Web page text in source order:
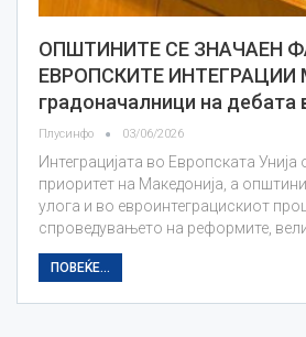
ОПШТИНИТЕ СЕ ЗНАЧАЕН
ЕВРОПСКИТЕ ИНТЕГРАЦИИ
градоначалници на дебата
Плусинфо 03/06/2026
Интеграцијата во Европската
приоритет на Македонија, а
улога и во евроинтеграцискиот
спроведувањето на реформите,
ПОВЕЌЕ...